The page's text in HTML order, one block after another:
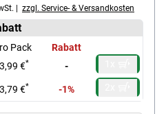
| zzgl. Service- & Versandkosten
Pack
Rabatt
€* -
€* -1%